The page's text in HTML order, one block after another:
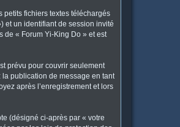
petits fichiers textes téléchargés
et un identifiant de session invité
de « Forum Yi-King Do » et est
prévu pour couvrir seulement
la publication de message en tant
après l’enregistrement et lors
(désigné ci-après par « votre